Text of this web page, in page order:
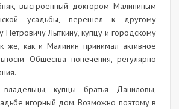
выстроенный доктором Малининым
усадьбы, перешел к другому
Петровичу Лыткину, купцу и городскому
же, как и Малинин принимал активное
Общества попечения, регулярно
купцы братья Даниловы,
игорный дом. Возможно поэтому в